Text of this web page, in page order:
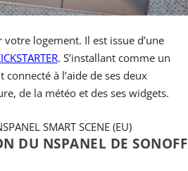
logement. Il est issue d’une
. S’installant comme un
à l’aide de ses deux
de la météo et des ses widgets.
SMART SCENE (EU)
DU NSPANEL DE SONOFF